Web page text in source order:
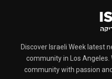
Discover Israeli Week latest
community in Los
community with passion